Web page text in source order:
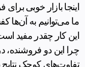
اینجا بازار خوبی
ما می‌توانیم به
این کار چقدر مفید
چرا این دو فروشنده،
تفاوت‌های کوچک نتایج